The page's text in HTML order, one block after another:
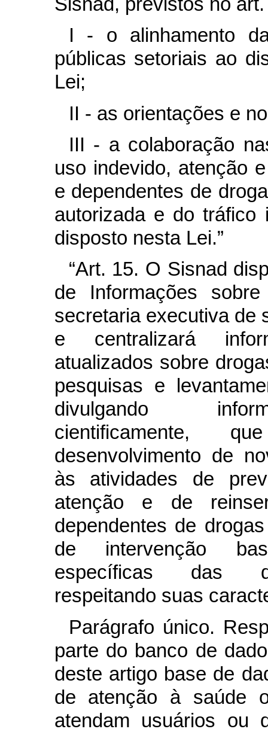
I - o alinhamento
públicas setoriais ao
Lei;
II - as orientações e
III - a colaboração
uso indevido, atenção
e dependentes de
autorizada e do tráfico
disposto nesta Lei.”
“Art. 15. O Sisnad
de Informações
secretaria executiva de
e centralizará
atualizados sobre
pesquisas e
divulgando
cientificamente,
desenvolvimento de
às atividades de
atenção e de
dependentes de
de intervenção
específicas das
respeitando suas
Parágrafo único.
parte do banco de
deste artigo base de
de atenção à saúde
atendam usuários ou